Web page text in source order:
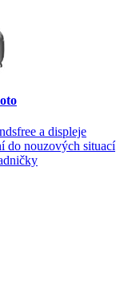
a displeje
do nouzových situací